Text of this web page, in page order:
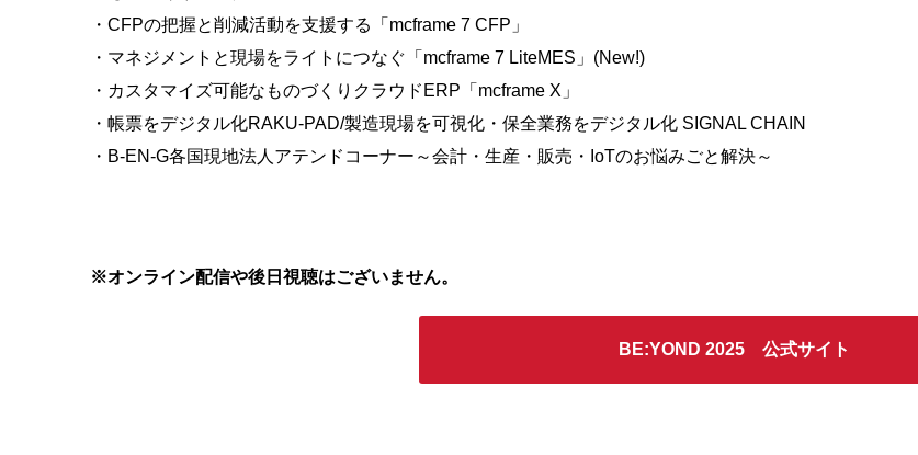
・CFPの把握と削減活動を支援する「mcframe 7 CFP」
・マネジメントと現場をライトにつなぐ「mcframe 7 LiteMES」(New!)
・カスタマイズ可能なものづくりクラウドERP「mcframe X」
・帳票をデジタル化RAKU-PAD/製造現場を可視化・ 保全業務をデジタル化 SIGNAL CHAIN
・B-EN-G各国現地法人アテンドコーナー～会計・生産・ 販売・IoTのお悩みごと解決～
※オンライン配信や後日視聴はございません。
BE:YOND 2025 公式サイト